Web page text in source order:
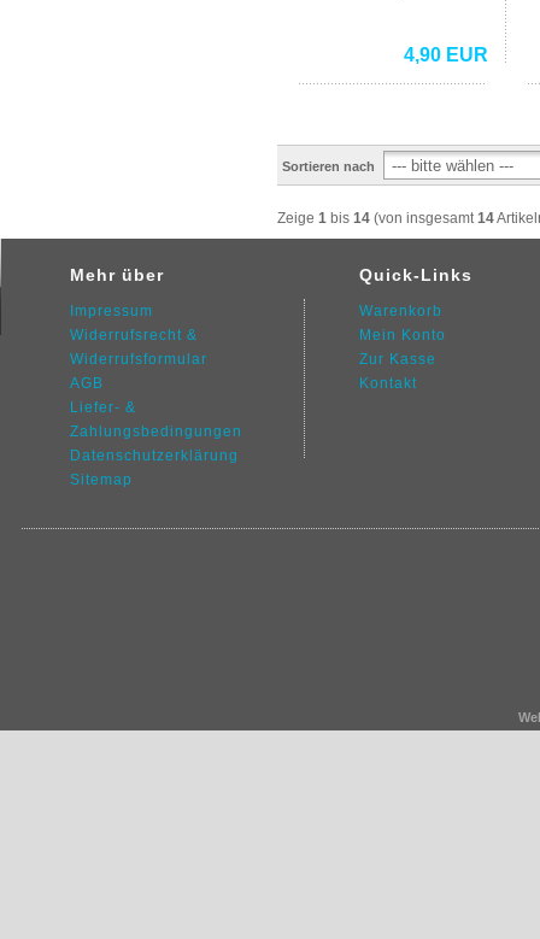
4,90 EUR
Sortieren nach
Zeige 1 bis 14 (von insgesamt14
Mehr über
Impressum
Widerrufsrecht &
Widerrufsformular
AGB
Liefer- &
Zahlungsbedingungen
Datenschutzerklärung
Sitemap
Quick-Links
Warenkorb
Mein Konto
Zur Kasse
Kontakt